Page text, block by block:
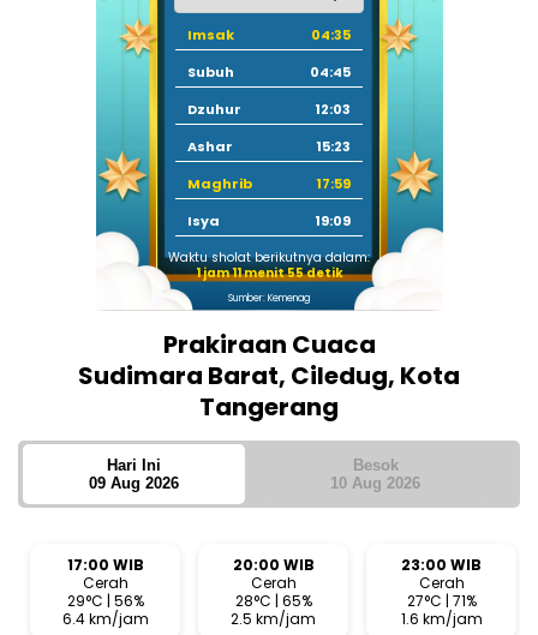
Imsak
04:35
Subuh
04:45
Dzuhur
12:03
Ashar
15:23
Maghrib
17:59
Isya
19:09
Waktu sholat berikutnya dalam:
1 jam 11 menit 54 detik
Sumber: Kemenag
Prakiraan Cuaca
Sudimara Barat, Ciledug, Kota
Tangerang
Hari Ini
09 Aug 2026
Besok
10 Aug 2026
17:00 WIB
Cerah
29°C | 56%
6.4 km/jam
20:00 WIB
Cerah
28°C | 65%
2.5 km/jam
23:00 WIB
Cerah
27°C | 71%
1.6 km/jam